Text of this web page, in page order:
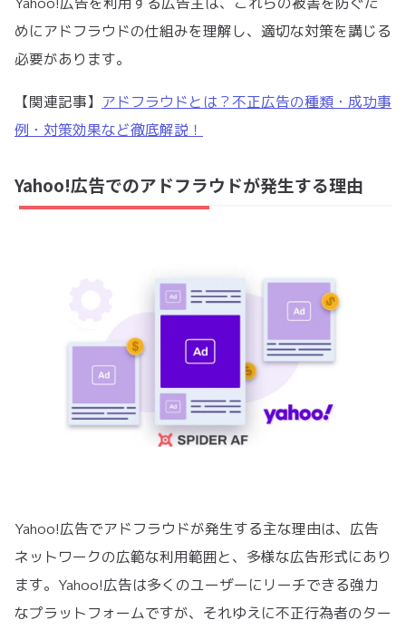
めにアドフラウドの仕組みを理解し、適切な対策を講じる
必要があります。
【関連記事】 アドフラウドとは？不正広告の種類・成功事
例・対策効果など徹底解説！
Yahoo!広告でのアドフラウドが発生する理由
Yahoo!広告でアドフラウドが発生する主な理由は、広告
ネットワークの広範な利用範囲と、多様な広告形式にあり
ます。Yahoo!広告は多くのユーザーにリーチできる強力
なプラットフォームですが、それゆえに不正行為者のター